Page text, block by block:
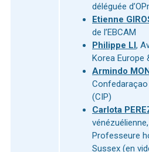
déléguée
Etienne
de l’EBCAM
Philippe LI,
Korea Europe
Armindo
(CIP)
Carlota
Professeure
Sussex (en